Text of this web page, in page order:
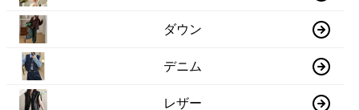
ダウン
デニム
レザー